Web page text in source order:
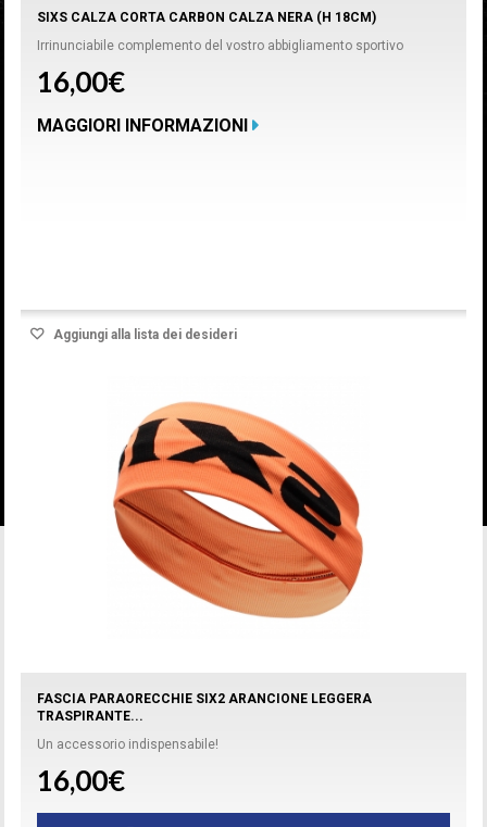
SIXS CALZA CORTA CARBON CALZA NERA (H 18CM)
Irrinunciabile complemento del vostro abbigliamento sportivo
16,00€
MAGGIORI INFORMAZIONI
Aggiungi alla lista dei desideri
FASCIA PARAORECCHIE SIX2 ARANCIONE LEGGERA
TRASPIRANTE...
Un accessorio indispensabile!
16,00€